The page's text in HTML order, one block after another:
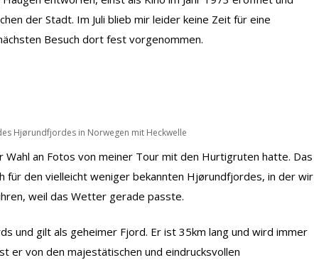
der Stadt. Im Juli blieb mir leider keine Zeit für eine
Besuch dort fest vorgenommen.
Hjørundfjordes in Norwegen mit Heckwelle
an Fotos von meiner Tour mit den Hurtigruten hatte. Das
für den vielleicht weniger bekannten Hjørundfjordes, in der wir
weil das Wetter gerade passte.
und gilt als geheimer Fjord. Er ist 35km lang und wird immer
er von den majestätischen und eindrucksvollen